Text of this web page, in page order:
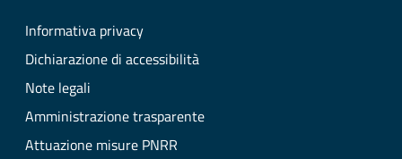
Informativa privacy
Dichiarazione di accessibilità
Note legali
Amministrazione trasparente
Attuazione misure PNRR